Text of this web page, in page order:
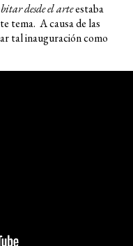
desde el arteestaba
tema. A causa de las
tal inauguración como